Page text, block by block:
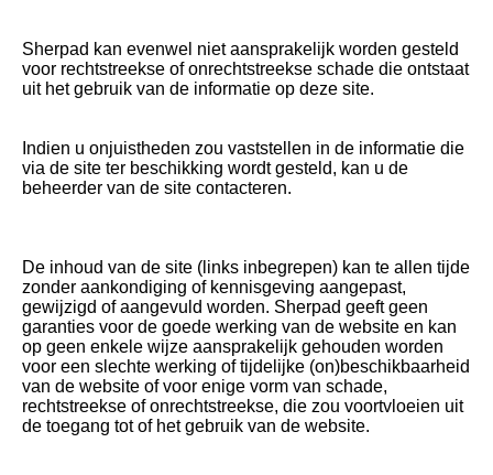
Sherpad kan evenwel niet aansprakelijk worden gesteld
voor rechtstreekse of onrechtstreekse schade die ontstaat
uit het gebruik van de informatie op deze site.
Indien u onjuistheden zou vaststellen in de informatie die
via de site ter beschikking wordt gesteld, kan u de
beheerder van de site contacteren.
De inhoud van de site (links inbegrepen) kan te allen tijde
zonder aankondiging of kennisgeving aangepast,
gewijzigd of aangevuld worden. Sherpad geeft geen
garanties voor de goede werking van de website en kan
op geen enkele wijze aansprakelijk gehouden worden
voor een slechte werking of tijdelijke (on)beschikbaarheid
van de website of voor enige vorm van schade,
rechtstreekse of onrechtstreekse, die zou voortvloeien uit
de toegang tot of het gebruik van de website.